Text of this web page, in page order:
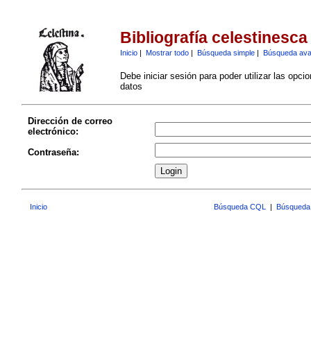
Bibliografía celestinesca
Inicio| Mostrar todo| Búsqueda simple| Búsqueda
Debe iniciar sesión para poder utilizar las
datos
Dirección de correo
electrónico:
Contraseña:
Inicio Búsqueda CQL |